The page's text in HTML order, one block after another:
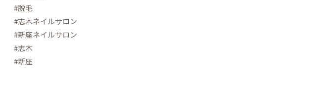
#脱毛
#志木ネイルサロン
#新座ネイルサロン
#志木
#新座